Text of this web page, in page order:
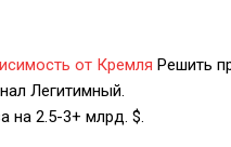
от Кремля Решить
Легитимный.
на 2.5-3+ млрд. $.